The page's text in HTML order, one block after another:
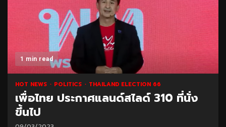
1 min read
HOT NEWS POLITICS THAILAND ELECTION 66
เพื่อไทย ประกาศแลนด์สไลด์ 310 ที่นั่ง
ขึ้นไป